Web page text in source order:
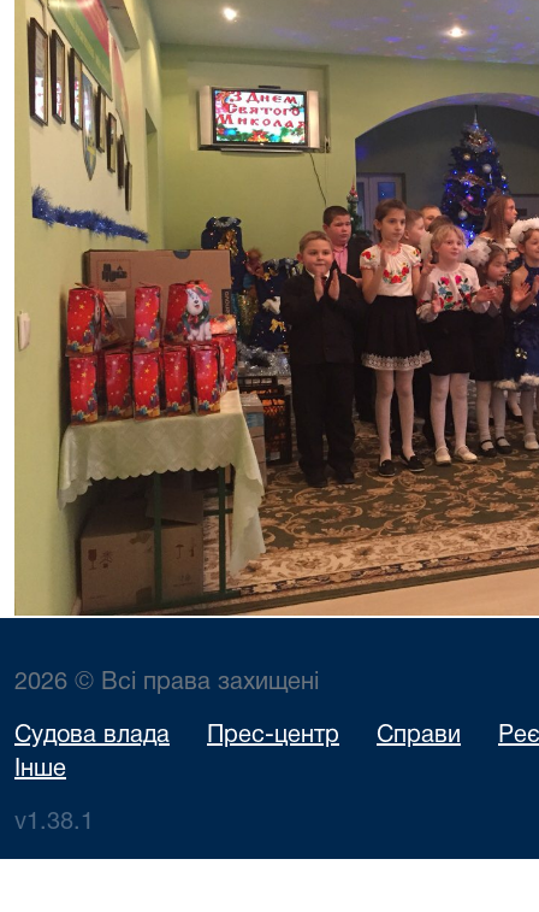
2026 © Всі права захищені
Судова влада Прес-центр Справи
Інше
v1.38.1